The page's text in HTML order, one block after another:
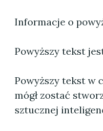
Informacje o
Powyższy tekst
Powyższy tekst w
mógł zostać
sztucznej